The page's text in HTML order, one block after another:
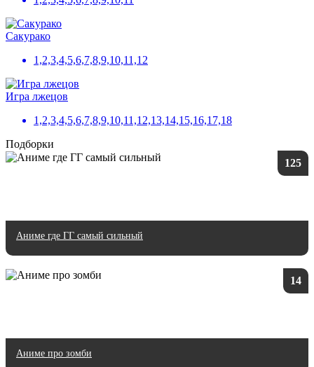
Сакурако
1,2,3,4,5,6,7,8,9,10,11,12
Игра лжецов
1,2,3,4,5,6,7,8,9,10,11,12,13,14,15,16,17,18
Подборки
125
Аниме где ГГ самый сильный
14
Аниме про зомби